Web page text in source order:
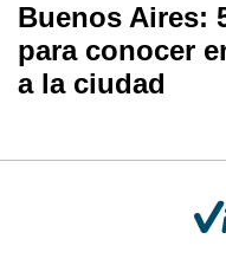
Buenos Aires:
para conocer
a la ciudad